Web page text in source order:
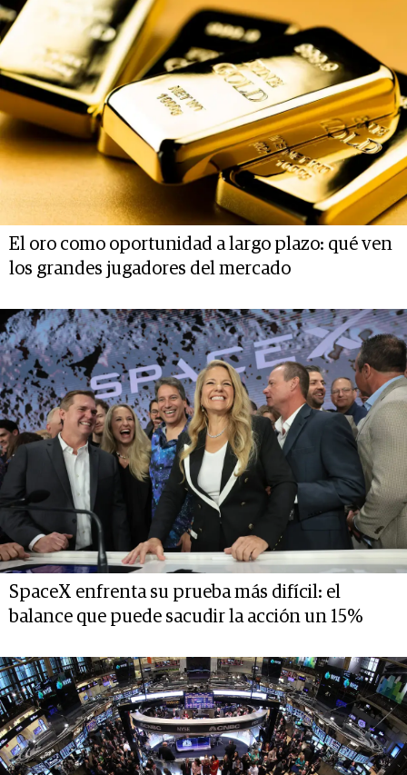
El oro como oportunidad a largo plazo: qué ven
los grandes jugadores del mercado
SpaceX enfrenta su prueba más difícil: el
balance que puede sacudir la acción un 15%